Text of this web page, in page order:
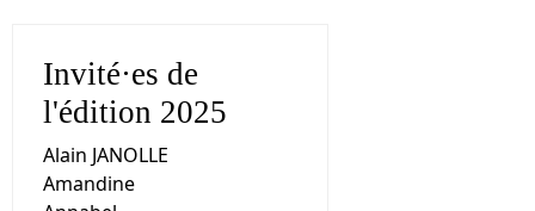
Invité·es de
l'édition 2025
Alain JANOLLE
Amandine